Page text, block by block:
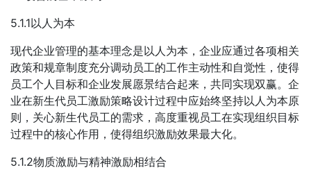
5.1.1以人为本
现代企业管理的基本理念是以人为本，企业应通过各项相关
政策和规章制度充分调动员工的工作主动性和自觉性，使得
员工个人目标和企业发展愿景结合起来，共同实现双赢。企
业在新生代员工激励策略设计过程中应始终坚持以人为本原
则，关心新生代员工的需求，高度重视员工在实现组织目标
过程中的核心作用，使得组织激励效果最大化。
5.1.2物质激励与精神激励相结合